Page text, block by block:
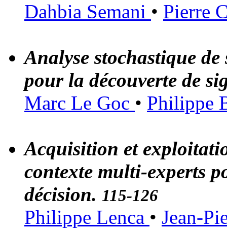
Dahbia Semani • Pierre
Analyse stochastique de
pour la découverte de
Marc Le Goc • Philippe
Acquisition et
contexte multi-experts
décision. 115-126
Philippe Lenca • Jean-